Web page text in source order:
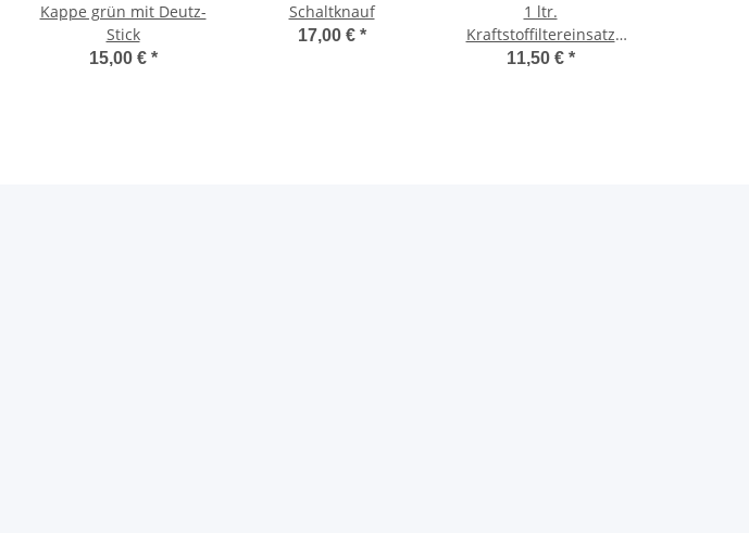
Kappe grün mit Deutz-
Stick
15,00 € *
Schaltknauf
17,00 € *
1 ltr.
Kraftstoffiltereinsatz
P811x
11,50 € *